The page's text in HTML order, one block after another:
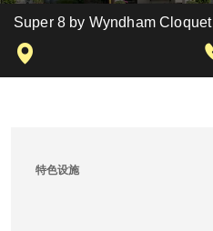
Super 8 by Wyndham Cloquet
特色设施